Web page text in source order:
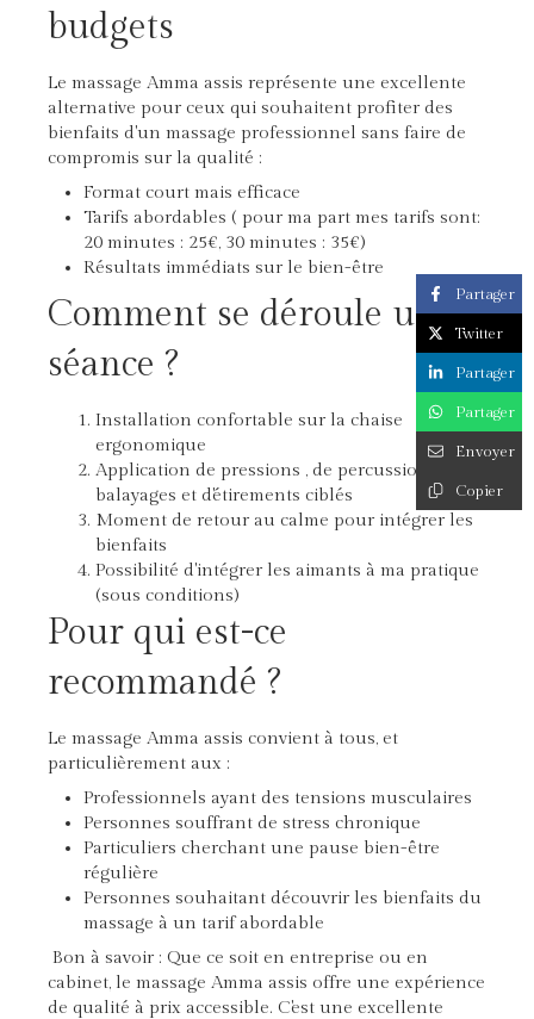
budgets
Le massage Amma assis représente une excellente
alternative pour ceux qui souhaitent profiter des
bienfaits d'un massage professionnel sans faire de
compromis sur la qualité :
Format court mais efficace
Tarifs abordables ( pour ma part mes tarifs sont:
20 minutes : 25€, 30 minutes : 35€)
Résultats immédiats sur le bien-être
Comment se déroule une
séance ?
Installation confortable sur la chaise
ergonomique
Application de pressions , de percussions, de
balayages et d'étirements ciblés
Moment de retour au calme pour intégrer les
bienfaits
Possibilité d'intégrer les aimants à ma pratique
(sous conditions)
Pour qui est-ce
recommandé ?
Le massage Amma assis convient à tous, et
particulièrement aux :
Professionnels ayant des tensions musculaires
Personnes souffrant de stress chronique
Particuliers cherchant une pause bien-être
régulière
Personnes souhaitant découvrir les bienfaits du
massage à un tarif abordable
Bon à savoir : Que ce soit en entreprise ou en
cabinet, le massage Amma assis offre une expérience
de qualité à prix accessible. C'est une excellente
Partager
Twitter
Partager
Partager
Envoyer
Copier